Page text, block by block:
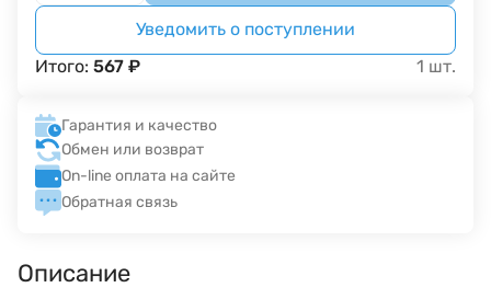
Уведомить о поступлении
Итого: 567 ₽ 1 шт.
Гарантия и качество
Обмен или возврат
On-line оплата на сайте
Обратная связь
Описание